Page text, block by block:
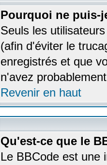
Pourquoi ne puis-
Seuls les
(afin d'éviter le
enregistrés et que
n'avez
Revenir en haut
Qu'est-ce que le
Le BBCode est une